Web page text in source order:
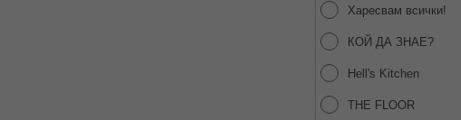
Харесвам всички!
КОЙ ДА ЗНАЕ?
Hell's Kitchen
THE FLOOR